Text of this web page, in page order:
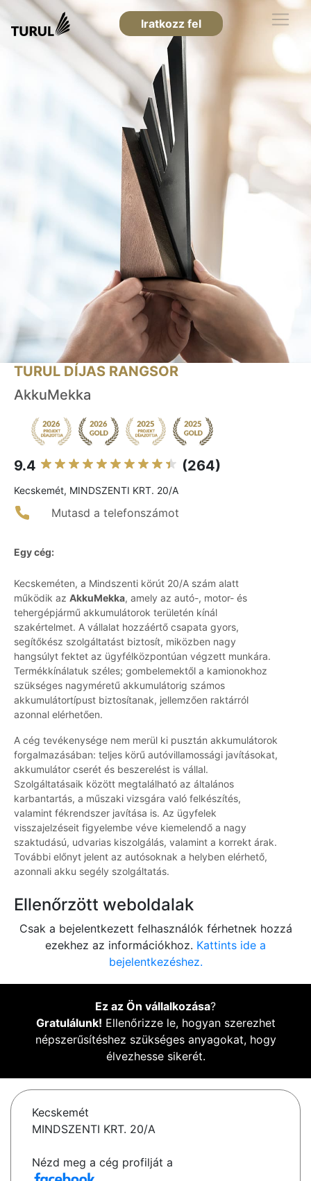
Iratkozz fel
TURUL DÍJAS RANGSOR
AkkuMekka
9.4 (264)
Kecskemét, MINDSZENTI KRT. 20/A
Mutasd a telefonszámot
Egy cég:
Kecskeméten, a Mindszenti körút 20/A szám alatt
működik az AkkuMekka, amely az autó-, motor- és
tehergépjármű akkumulátorok területén kínál
szakértelmet. A vállalat hozzáértő csapata gyors,
segítőkész szolgáltatást biztosít, miközben nagy
hangsúlyt fektet az ügyfélközpontúan végzett munkára.
Termékkínálatuk széles; gombelemektől a kamionokhoz
szükséges nagyméretű akkumulátorig számos
akkumulátortípust biztosítanak, jellemzően raktárról
azonnal elérhetően.
A cég tevékenysége nem merül ki pusztán akkumulátorok
forgalmazásában: teljes körű autóvillamossági javításokat,
akkumulátor cserét és beszerelést is vállal.
Szolgáltatásaik között megtalálható az általános
karbantartás, a műszaki vizsgára való felkészítés,
valamint fékrendszer javítása is. Az ügyfelek
visszajelzéseit figyelembe véve kiemelendő a nagy
szaktudású, udvarias kiszolgálás, valamint a korrekt árak.
További előnyt jelent az autósoknak a helyben elérhető,
azonnali akku segély szolgáltatás.
Ellenőrzött weboldalak
Csak a bejelentkezett felhasználók férhetnek hozzá
ezekhez az információkhoz. Kattints ide a
bejelentkezéshez.
Ez az Ön vállalkozása?
Gratulálunk! Ellenőrizze le, hogyan szerezhet
népszerűsítéshez szükséges anyagokat, hogy
élvezhesse sikerét.
Kecskemét
MINDSZENTI KRT. 20/A
Nézd meg a cég profilját a